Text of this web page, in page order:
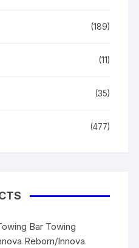
(189)
(11)
(35)
(477)
Bar Towing
Reborn/Innova